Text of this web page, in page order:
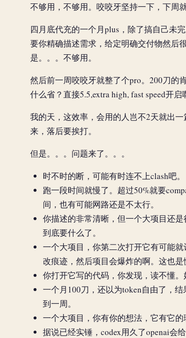
不够用，不够用。咬咬牙坚持一下，下周
四月底代充的一个月plus，除了搞自己未
要你精确描述需求，给定明确交付物然后
是。。。不够用。
然后前一周咬咬牙就整了个pro。200刀的
什么省？直接5.5,extra high, fast speed开
我的天，这效率，会用的人岂不2天就出
来，落后要挨打。
但是。。。问题来了。。。
时不时的断，可能有时连不上clash吧。
跑一段时间就慢了。超过50%就要
间，也有可能网路还是不太行。
你描述的非常清晰，但一个大项目还
到底要什么了。
一个大项目，你第二次打开它有可能
改痕迹，然后项目会爆炸的啊。这也
你打开它写的代码，你发现，读不懂
一个月100刀，还以为token自由了，
到一周。
一个大项目，你有你的想法，它有它
据说已经实锤，codex用久了openai会